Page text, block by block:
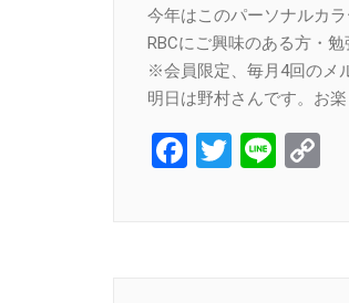
今年はこのパーソナルカ
RBCにご興味のある方・
※会員限定、毎月4回のメ
明日は野村さんです。お
Facebook
Twitter
Line